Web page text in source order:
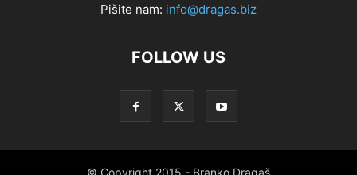
Pišite nam: info@dragas.biz
FOLLOW US
© Copyright 2015 - Branko Dragaš